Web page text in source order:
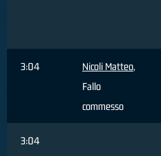
3:04 Nicoli Matteo,
Fallo
commesso
3:04